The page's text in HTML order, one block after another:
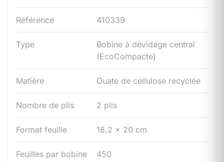
Référence 410339
Type
Bobine à dévidage central
(EcoCompacte)
Matière Ouate de cellulose recyclée
Nombre de plis 2 plis
Format feuille 18,2 × 20 cm
Feuilles par bobine 450